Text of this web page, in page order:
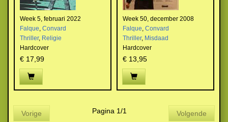
Week 5, februari 2022
Falque, Convard
Thriller, Religie
Hardcover
€ 17,99
Week 50, december 2008
Falque, Convard
Thriller, Misdaad
Hardcover
€ 13,95
Vorige Pagina 1/1 Volgende